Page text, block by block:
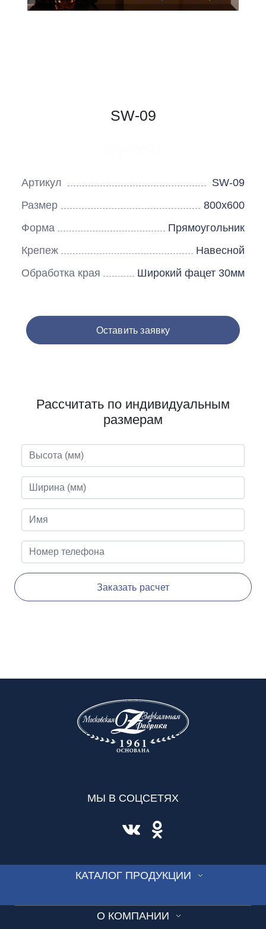
Рассчитать по индивидуальным
размерам
Заказать расчет
SW-09
Артикул
SW-09
Размер
800х600
Форма
Прямоугольник
Крепеж
Навесной
Обработка края
Широкий фацет 30мм
Оставить заявку
КАТАЛОГ ПРОДУКЦИИ
СТЕКЛО
О КОМПАНИИ
МЫ В СОЦСЕТЯХ